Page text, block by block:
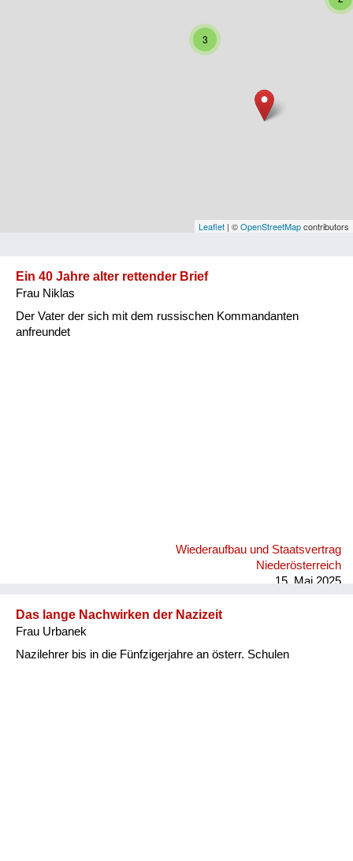
Niederösterreich
Vorarlberg
Wiederaufbau und
Wohnen
3
Leaflet | ©OpenStreetMapcontributors
Ein 40 Jahre alter rettender Brief
Frau Niklas
Der Vater der sich mit dem russischen Kommandanten
anfreundet
Wiederaufbau und Staatsvertrag
Niederösterreich
15. Mai 2025
Das lange Nachwirken der Nazizeit
Frau Urbanek
Nazilehrer bis in die Fünfzigerjahre an österr. Schulen